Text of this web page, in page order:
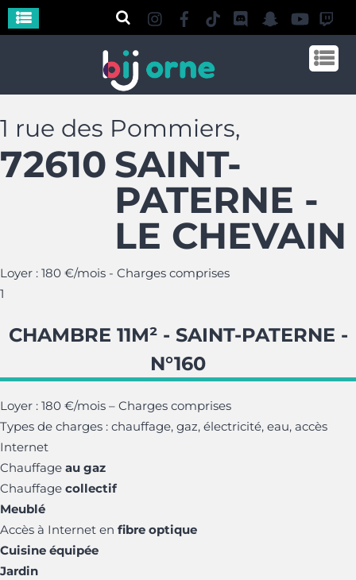
1 rue des Pommiers,
SAINT-
PATERNE -
LE CHEVAIN
72610
Loyer : 180 €/mois - Charges comprises
1
CHAMBRE 11M² - SAINT-PATERNE -
N°160
Loyer : 180 €/mois – Charges comprises
Types de charges : chauffage, gaz, électricité, eau, accès
Internet
Chauffage au gaz
Chauffage collectif
Meublé
Accès à Internet en fibre optique
Cuisine équipée
Jardin